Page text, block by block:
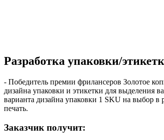
Разработка упаковки/
- Победитель премии фрилансеров Золотое
дизайна упаковки и этикетки для выделения
варианта дизайна упаковки 1 SKU на выбор в
печать.
Заказчик получит: